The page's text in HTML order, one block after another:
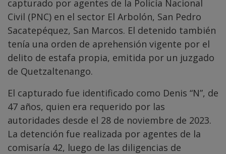
capturado por agentes de la Policía Nacional
Civil (PNC) en el sector El Arbolón, San Pedro
Sacatepéquez, San Marcos. El detenido también
tenía una orden de aprehensión vigente por el
delito de estafa propia, emitida por un juzgado
de Quetzaltenango.
El capturado fue identificado como Denis “N”, de
47 años, quien era requerido por las
autoridades desde el 28 de noviembre de 2023.
La detención fue realizada por agentes de la
comisaría 42, luego de las diligencias de